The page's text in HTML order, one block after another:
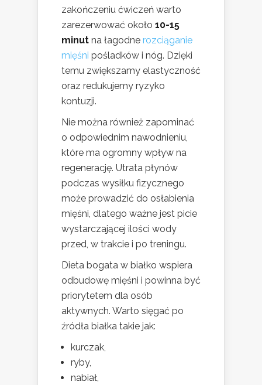
zakończeniu ćwiczeń warto
zarezerwować około 10-15
minut na łagodne rozciąganie
mięśni pośladków i nóg. Dzięki
temu zwiększamy elastyczność
oraz redukujemy ryzyko
kontuzji.
Nie można również zapominać
o odpowiednim nawodnieniu,
które ma ogromny wpływ na
regenerację. Utrata płynów
podczas wysiłku fizycznego
może prowadzić do osłabienia
mięśni, dlatego ważne jest picie
wystarczającej ilości wody
przed, w trakcie i po treningu.
Dieta bogata w białko wspiera
odbudowę mięśni i powinna być
priorytetem dla osób
aktywnych. Warto sięgać po
źródła białka takie jak:
kurczak,
ryby,
nabiał,